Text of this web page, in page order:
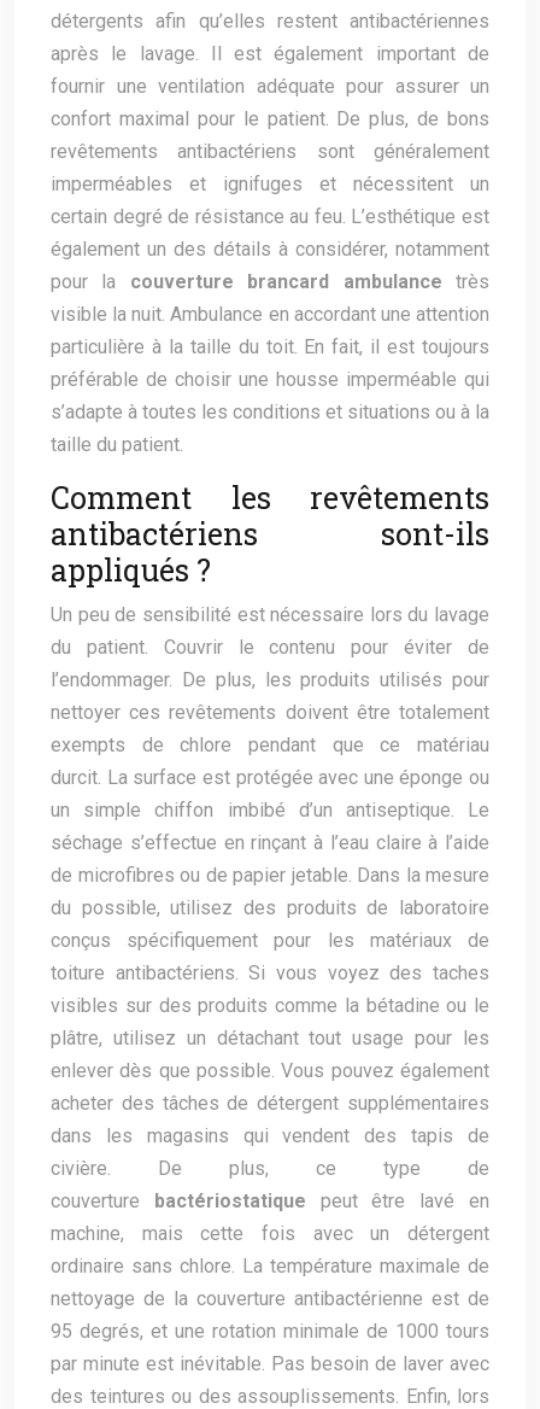
détergents afin qu’elles restent antibactériennes
après le lavage. Il est également important de
fournir une ventilation adéquate pour assurer un
confort maximal pour le patient. De plus, de bons
revêtements antibactériens sont généralement
imperméables et ignifuges et nécessitent un
certain degré de résistance au feu. L’esthétique est
également un des détails à considérer, notamment
pour la couverture brancard ambulance très
visible la nuit. Ambulance en accordant une attention
particulière à la taille du toit. En fait, il est toujours
préférable de choisir une housse imperméable qui
s’adapte à toutes les conditions et situations ou à la
taille du patient.
Comment les revêtements
antibactériens sont-ils
appliqués ?
Un peu de sensibilité est nécessaire lors du lavage
du patient. Couvrir le contenu pour éviter de
l’endommager. De plus, les produits utilisés pour
nettoyer ces revêtements doivent être totalement
exempts de chlore pendant que ce matériau
durcit. La surface est protégée avec une éponge ou
un simple chiffon imbibé d’un antiseptique. Le
séchage s’effectue en rinçant à l’eau claire à l’aide
de microfibres ou de papier jetable. Dans la mesure
du possible, utilisez des produits de laboratoire
conçus spécifiquement pour les matériaux de
toiture antibactériens. Si vous voyez des taches
visibles sur des produits comme la bétadine ou le
plâtre, utilisez un détachant tout usage pour les
enlever dès que possible. Vous pouvez également
acheter des tâches de détergent supplémentaires
dans les magasins qui vendent des tapis de
civière. De plus, ce type de
couverture bactériostatique peut être lavé en
machine, mais cette fois avec un détergent
ordinaire sans chlore. La température maximale de
nettoyage de la couverture antibactérienne est de
95 degrés, et une rotation minimale de 1000 tours
par minute est inévitable. Pas besoin de laver avec
des teintures ou des assouplissements. Enfin, lors